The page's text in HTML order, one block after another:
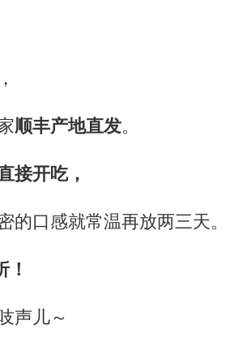
顺丰产地直发。
接开吃，
的口感就常温再放两三天。
！
声儿～